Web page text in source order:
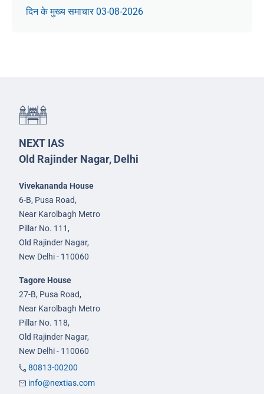
दिन के मुख्य समाचार 03-08-2026
NEXT IAS
Old Rajinder Nagar, Delhi
Vivekananda House
6-B, Pusa Road,
Near Karolbagh Metro
Pillar No. 111,
Old Rajinder Nagar,
New Delhi - 110060
Tagore House
27-B, Pusa Road,
Near Karolbagh Metro
Pillar No. 118,
Old Rajinder Nagar,
New Delhi - 110060
80813-00200
info@nextias.com